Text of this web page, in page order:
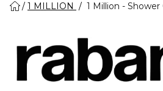
1 MILLION 1 Million - Shower